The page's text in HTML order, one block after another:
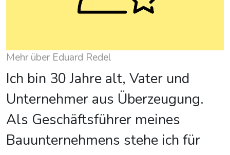
Mehr über Eduard Redel
Ich bin 30 Jahre alt, Vater und
Unternehmer aus Überzeugung.
Als Geschäftsführer meines
Bauunternehmens stehe ich für